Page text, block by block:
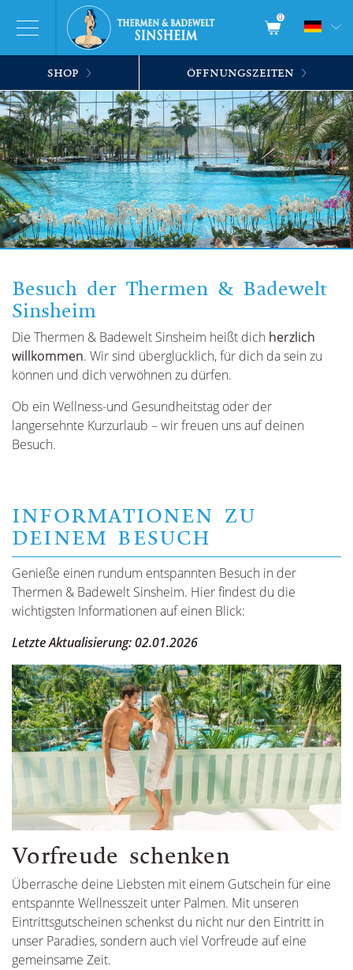
SHOP ÖFFNUNGSZEITEN
0
Besuch der Thermen & Badewelt
Sinsheim
Die Thermen & Badewelt Sinsheim heißt dich herzlich
willkommen. Wir sind überglücklich, für dich da sein zu
können und dich verwöhnen zu dürfen.
Ob ein Wellness-und Gesundheitstag oder der
langersehnte Kurzurlaub – wir freuen uns auf deinen
Besuch.
INFORMATIONEN ZU
DEINEM BESUCH
Genieße einen rundum entspannten Besuch in der
Thermen & Badewelt Sinsheim. Hier findest du die
wichtigsten Informationen auf einen Blick:
Letzte Aktualisierung: 02.01.2026
Vorfreude schenken
Überrasche deine Liebsten mit einem Gutschein für eine
entspannte Wellnesszeit unter Palmen. Mit unseren
Eintrittsgutscheinen schenkst du nicht nur den Eintritt in
unser Paradies, sondern auch viel Vorfreude auf eine
gemeinsame Zeit.